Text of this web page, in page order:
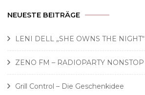
NEUESTE BEITRÄGE
LENI DELL „SHE OWNS THE NIGHT“
ZENO FM – RADIOPARTY NONSTOP
Grill Control – Die Geschenkidee